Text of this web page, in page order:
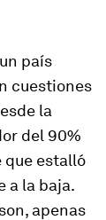
país
cuestiones
la
del 90%
que estalló
a la baja.
apenas